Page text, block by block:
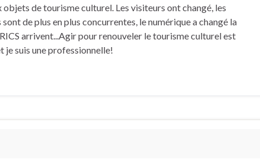
objets de tourisme culturel. Les visiteurs ont changé, les
de plus en plus concurrentes, le numérique a changé la
arrivent...Agir pour renouveler le tourisme culturel est
je suis une professionnelle!